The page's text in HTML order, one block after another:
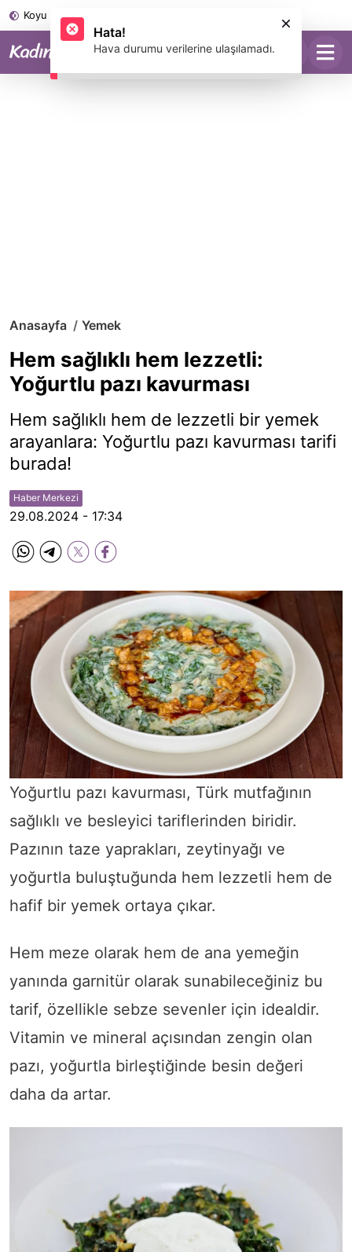
Koyu Mod
Anasayfa Yemek
Hem sağlıklı hem lezzetli:
Yoğurtlu pazı kavurması
Hem sağlıklı hem de lezzetli bir yemek
arayanlara: Yoğurtlu pazı kavurması tarifi
burada!
Haber Merkezi
29.08.2024 - 17:34
Yoğurtlu pazı kavurması, Türk mutfağının
sağlıklı ve besleyici tariflerinden biridir.
Pazının taze yaprakları, zeytinyağı ve
yoğurtla buluştuğunda hem lezzetli hem de
hafif bir yemek ortaya çıkar.
Hem meze olarak hem de ana yemeğin
yanında garnitür olarak sunabileceğiniz bu
tarif, özellikle sebze sevenler için idealdir.
Vitamin ve mineral açısından zengin olan
pazı, yoğurtla birleştiğinde besin değeri
daha da artar.